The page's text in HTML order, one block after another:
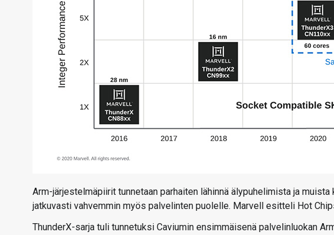
Arm-järjestelmäpiirit tunnetaan parhaiten lähinnä älypuhelimista ja
jatkuvasti vahvemmin myös palvelinten puolelle. Marvell esitteli Hot
ThunderX-sarja tuli tunnetuksi Caviumin ensimmäisenä palvelinluokan